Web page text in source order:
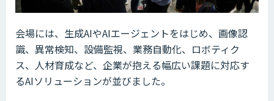
会場には、生成AIやAIエージェントをはじめ、画像認
識、異常検知、設備監視、業務自動化、ロボティク
ス、人材育成など、企業が抱える幅広い課題に対応す
るAIソリューションが並びました。